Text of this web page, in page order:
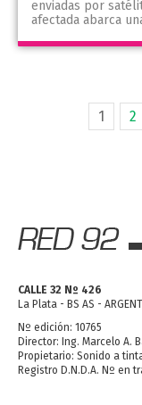
enviadas por
afectada abarca
1 2
CALLE 32 Nº 426
La Plata - BS AS -
Nº edición: 10765
Director: Ing. Marcelo A.
Propietario: Sonido a
Registro D.N.D.A. Nº en